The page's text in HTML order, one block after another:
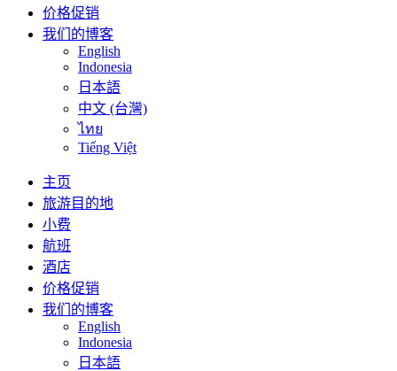
价格促销
我们的博客
English
Indonesia
日本語
中文 (台灣)
ไทย
Tiếng Việt
主页
旅游目的地
小费
航班
酒店
价格促销
我们的博客
English
Indonesia
日本語